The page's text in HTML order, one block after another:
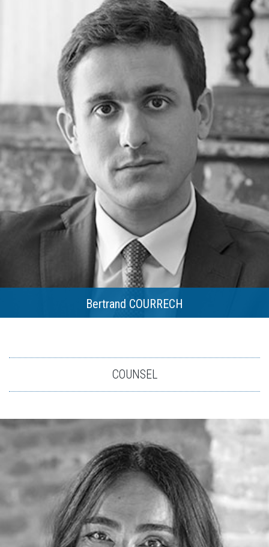
Bertrand COURRECH
COUNSEL